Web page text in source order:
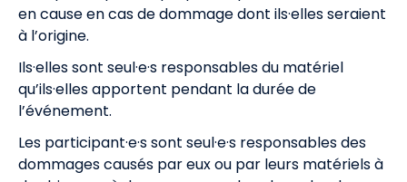
en cause en cas de dommage dont ils·elles seraient
à l’origine.
Ils·elles sont seul·e·s responsables du matériel
qu’ils·elles apportent pendant la durée de
l’événement.
Les participant·e·s sont seul·e·s responsables des
dommages causés par eux ou par leurs matériels à